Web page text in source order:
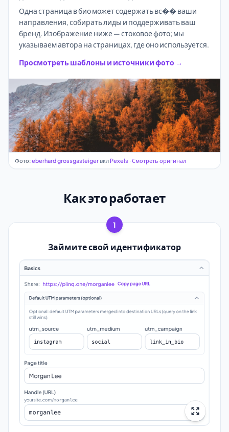
Одна страница в био может содержать вс�� ваши
направления, собирать лиды и поддерживать ваш
бренд. Изображение ниже — стоковое фото; мы
указываем автора на страницах, где оно используется.
Просмотреть шаблоны и источники фото →
Фото:eberhard grossgasteiger вкл Pexels · Смотреть оригинал
Как это работает
1
Займите свой идентификатор